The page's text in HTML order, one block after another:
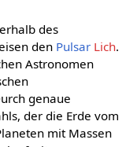
des
den Pulsar Lich.
Astronomen
genaue
der die Erde vom
mit Massen